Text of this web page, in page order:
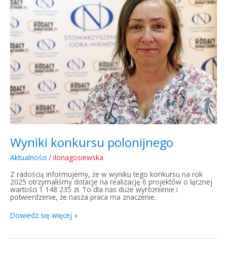
Wyniki konkursu polonijnego
Aktualności / ilonagosiewska
Z radością informujemy, że w wyniku tego konkursu na rok
2025 otrzymaliśmy dotacje na realizację 6 projektów o łącznej
wartości 1 148 235 zł. To dla nas duże wyróżnienie i
potwierdzenie, że nasza praca ma znaczenie.
Dowiedz się więcej »